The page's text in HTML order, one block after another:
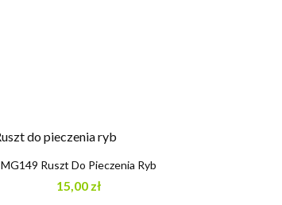
Szybki podgląd
MG149 Ruszt Do Pieczenia Ryb
15,00 zł